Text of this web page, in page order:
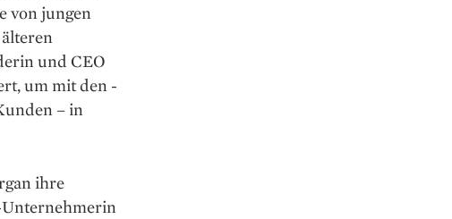
von jungen
und CEO
um mit den
– in
ihre
­Unternehmerin